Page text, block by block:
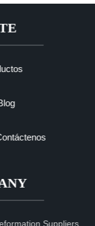
Suppliers